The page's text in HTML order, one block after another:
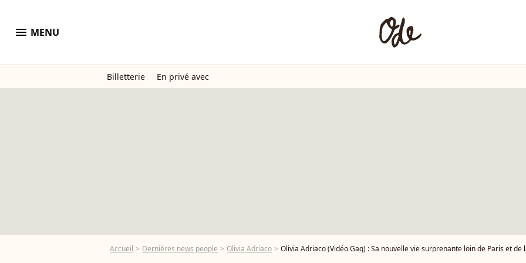
menu MENU
Billetterie En privé avec
Accueil Dernières news people Olivia Adriaco Olivia Adriaco (Vidéo Gag) : Sa nouvelle vie surprenante loin de Paris et de